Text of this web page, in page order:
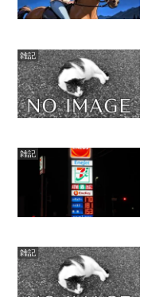
雑記
雑記
雑記